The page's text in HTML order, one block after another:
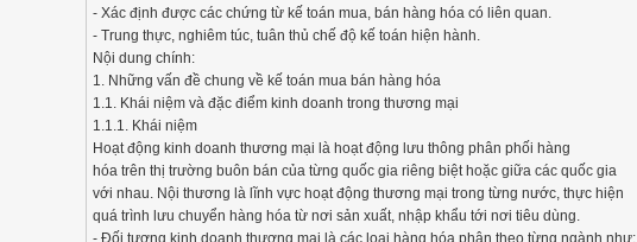
- Xác định được các chứng từ kế toán mua, bán hàng hóa có liên quan.
- Trung thực, nghiêm túc, tuân thủ chế độ kế toán hiện hành.
Nội dung chính:
1. Những vấn đề chung về kế toán mua bán hàng hóa
1.1. Khái niệm và đặc điểm kinh doanh trong thương mại
1.1.1. Khái niệm
Hoạt động kinh doanh thương mại là hoạt động lưu thông phân phối hàng
hóa trên thị trường buôn bán của từng quốc gia riêng biệt hoặc giữa các quốc gia
với nhau. Nội thương là lĩnh vực hoạt động thương mại trong từng nước, thực hiện
quá trình lưu chuyển hàng hóa từ nơi sản xuất, nhập khẩu tới nơi tiêu dùng.
- Đối tượng kinh doanh thương mại là các loại hàng hóa phân theo từng ngành như: